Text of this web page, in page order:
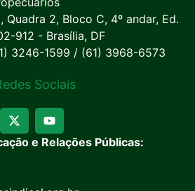
Quadra 2, Bloco C, 4º andar, Ed.
912 - Brasília, DF
3246-1599 / (61) 3968-6573
Sociais
e Relações Públicas: